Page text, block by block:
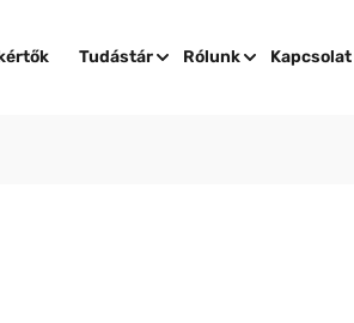
Tudástár Rólunk Kapcsolat